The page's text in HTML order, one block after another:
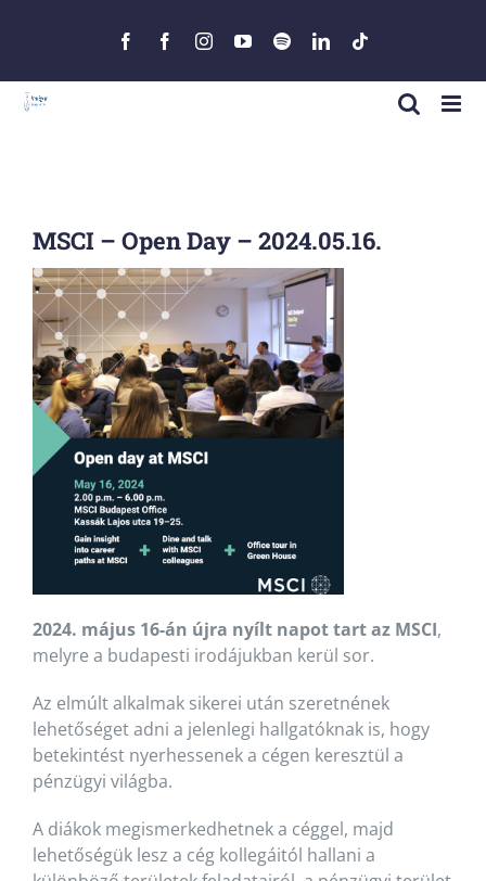
FacebookFacebookInstagramYouTube
SpotifyLinkedIn
MSCI – Open Day – 2024.05.16.
2024. május 16-án újra nyílt napot tart az MSCI,
melyre a budapesti irodájukban kerül sor.
Az elmúlt alkalmak sikerei után szeretnének
lehetőséget adni a jelenlegi hallgatóknak is, hogy
betekintést nyerhessenek a cégen keresztül a
pénzügyi világba.
A diákok megismerkedhetnek a céggel, majd
lehetőségük lesz a cég kollegáitól hallani a